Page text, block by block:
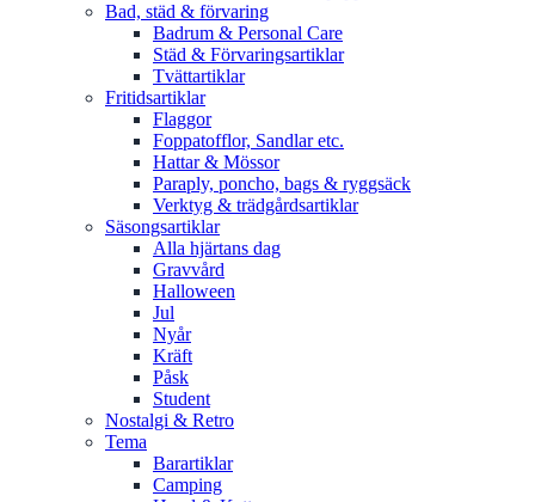
Bad, städ & förvaring
Badrum & Personal Care
Städ & Förvaringsartiklar
Tvättartiklar
Fritidsartiklar
Flaggor
Foppatofflor, Sandlar etc.
Hattar & Mössor
Paraply, poncho, bags & ryggsäck
Verktyg & trädgårdsartiklar
Säsongsartiklar
Alla hjärtans dag
Gravvård
Halloween
Jul
Nyår
Kräft
Påsk
Student
Nostalgi & Retro
Tema
Barartiklar
Camping